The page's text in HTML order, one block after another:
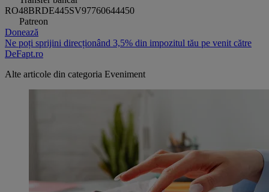
RO48BRDE445SV97760644450
Patreon
Donează
Ne poți sprijini direcționând 3,5% din impozitul tău pe venit către
DeFapt.ro
Alte articole din categoria Eveniment